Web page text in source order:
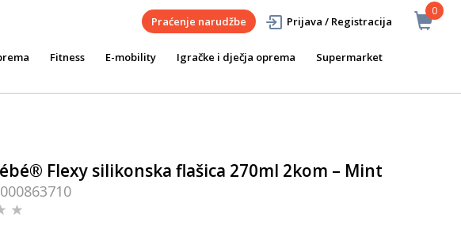
0
Praćenje narudžbe Prijava / Registracija
Fitness E-mobility Igračke i dječja oprema
Supermarket
Flexy silikonska flašica 270ml 2kom – Mint